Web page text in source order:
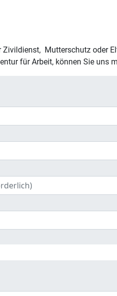
Zivildienst, Mutterschutz
für Arbeit, können Sie